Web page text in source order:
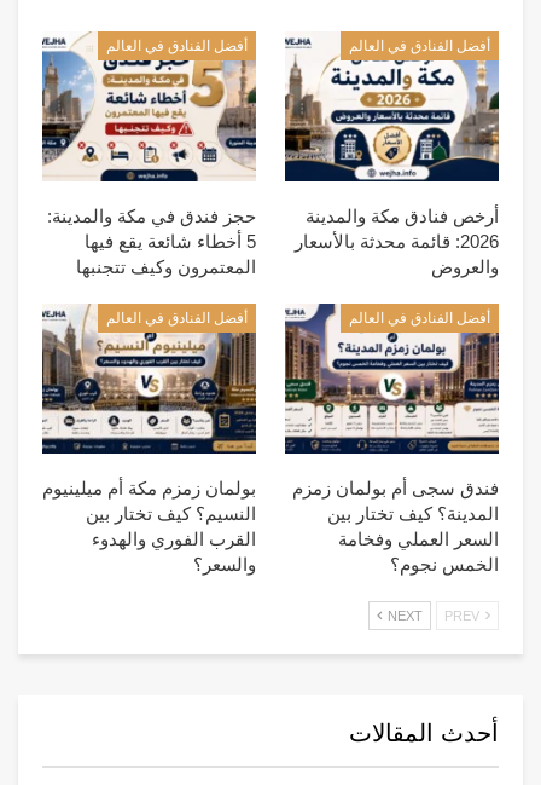
أفضل الفنادق في العالم
أرخص فنادق مكة والمدينة
2026: قائمة محدثة بالأسعار
والعروض
أفضل الفنادق في العالم
حجز فندق في مكة والمدينة:
5 أخطاء شائعة يقع فيها
المعتمرون وكيف تتجنبها
أفضل الفنادق في العالم
فندق سجى أم بولمان زمزم
المدينة؟ كيف تختار بين
السعر العملي وفخامة
الخمس نجوم؟
أفضل الفنادق في العالم
بولمان زمزم مكة أم ميلينيوم
النسيم؟ كيف تختار بين
القرب الفوري والهدوء
والسعر؟
NEXT
أحدث المقالات